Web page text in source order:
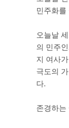
민주화를
오늘날
의 민주
지 여사
극도의
다.
존경하는